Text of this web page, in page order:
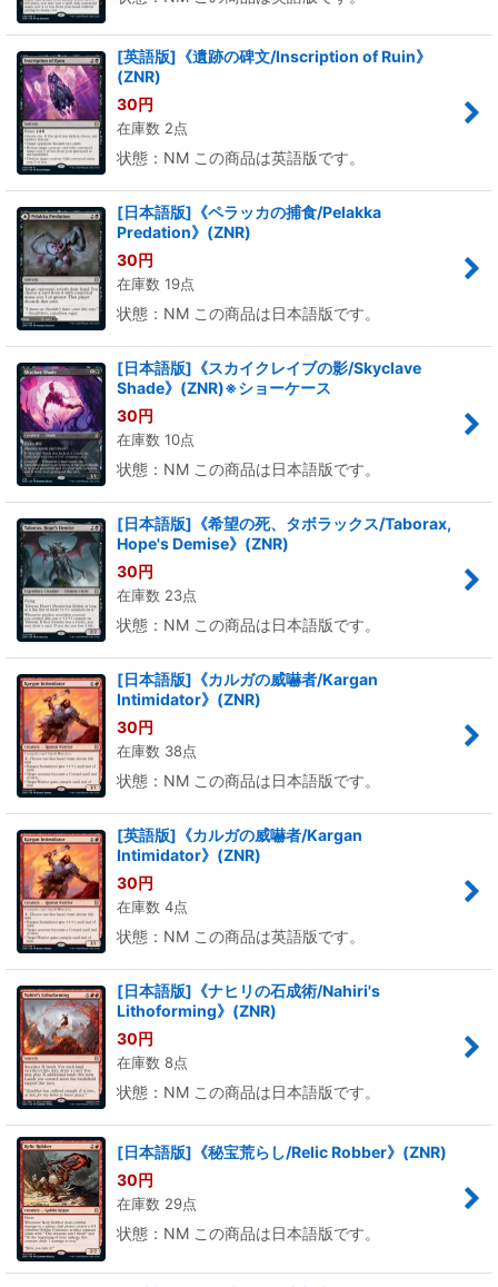
[英語版]《遺跡の碑文/Inscription of Ruin》
(ZNR)
30円
在庫数 2点
状態：NM この商品は英語版です。
[日本語版]《ペラッカの捕食/Pelakka
Predation》(ZNR)
30円
在庫数 19点
状態：NM この商品は日本語版です。
[日本語版]《スカイクレイブの影/Skyclave
Shade》(ZNR)※ショーケース
30円
在庫数 10点
状態：NM この商品は日本語版です。
[日本語版]《希望の死、タボラックス/Taborax,
Hope's Demise》(ZNR)
30円
在庫数 23点
状態：NM この商品は日本語版です。
[日本語版]《カルガの威嚇者/Kargan
Intimidator》(ZNR)
30円
在庫数 38点
状態：NM この商品は日本語版です。
[英語版]《カルガの威嚇者/Kargan
Intimidator》(ZNR)
30円
在庫数 4点
状態：NM この商品は英語版です。
[日本語版]《ナヒリの石成術/Nahiri's
Lithoforming》(ZNR)
30円
在庫数 8点
状態：NM この商品は日本語版です。
[日本語版]《秘宝荒らし/Relic Robber》(ZNR)
30円
在庫数 29点
状態：NM この商品は日本語版です。